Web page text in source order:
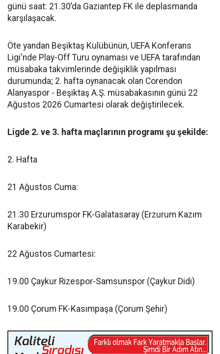
günü saat: 21.30’da Gaziantep FK ile deplasmanda
karşılaşacak.
Öte yandan Beşiktaş Kulübünün, UEFA Konferans
Ligi'nde Play-Off Turu oynaması ve UEFA tarafından
müsabaka takvimlerinde değişiklik yapılması
durumunda; 2. hafta oynanacak olan Corendon
Alanyaspor - Beşiktaş A.Ş. müsabakasının günü 22
Ağustos 2026 Cumartesi olarak değiştirilecek.
Ligde 2. ve 3. hafta maçlarının programı şu şekilde:
2. Hafta
21 Ağustos Cuma:
21.30 Erzurumspor FK-Galatasaray (Erzurum Kazım
Karabekir)
22 Ağustos Cumartesi:
19.00 Çaykur Rizespor-Samsunspor (Çaykur Didi)
19.00 Çorum FK-Kasımpaşa (Çorum Şehir)